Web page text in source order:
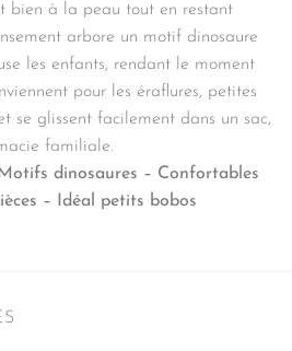
bien à la peau tout en restant
arbore un motif dinosaure
les enfants, rendant le moment
pour les éraflures, petites
se glissent facilement dans un sac,
familiale.
dinosaures – Confortables
– Idéal petits bobos